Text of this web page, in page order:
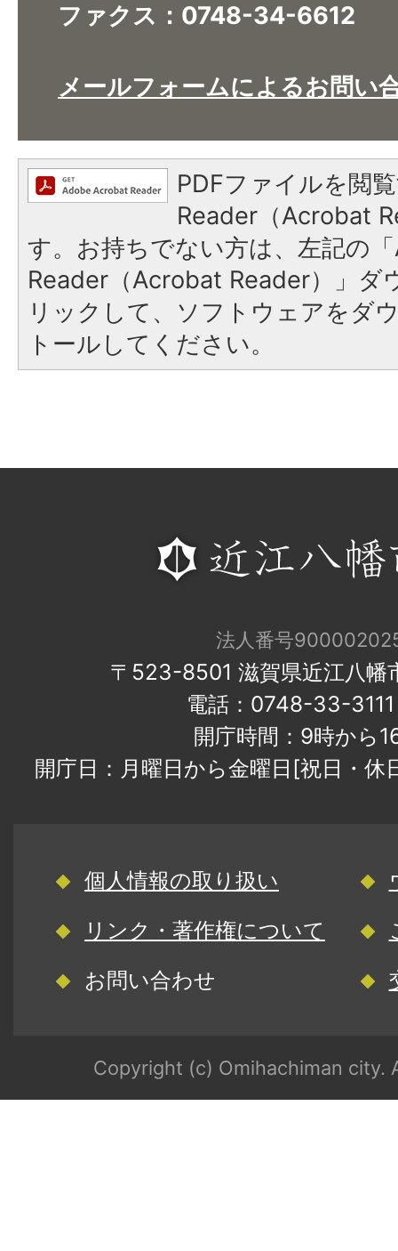
ファクス：0748-34-6612
メールフォームによるお問い
PDFファイルを閲
Reader（Acrobat
す。お持ちでない方は、左記の
Reader（Acrobat Reader）」ダ
リックして、ソフトウェアをダ
トールしてください。
法人番号
〒523-8501 滋賀県近江八幡
電話：0748-33-
開庁時間：9時から
開庁日：月曜日から金曜日[祝日・
個人情報の取り扱い
リンク・著作権について
お問い合わせ
Copyright (c) Omihachiman city.